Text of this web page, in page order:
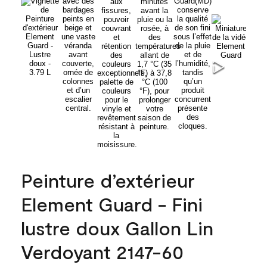
Peinture d’extérieur
Element Guard - Fini
lustre doux Gallon Lin
Verdoyant 2147-60